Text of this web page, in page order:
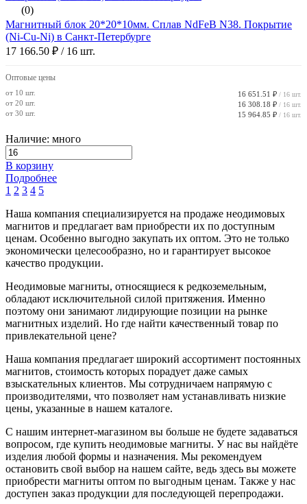
(0)
Магнитный блок 20*20*10мм. Сплав NdFeB N38. Покрытие
(Ni-Cu-Ni) в Санкт-Петербурге
17 166.50 ₽ / 16 шт.
Оптовые цены
от 10 шт. 16 651.51 ₽ / 16 шт.
от 20 шт. 16 308.18 ₽ / 16 шт.
от 30 шт. 15 964.85 ₽ / 16 шт.
Наличие: много
В корзину
Подробнее
1 2 3 4 5
Наша компания специализируется на продаже неодимовых
магнитов и предлагает вам приобрести их по доступным
ценам. Особенно выгодно закупать их оптом. Это не только
экономически целесообразно, но и гарантирует высокое
качество продукции.
Неодимовые магниты, относящиеся к редкоземельным,
обладают исключительной силой притяжения. Именно
поэтому они занимают лидирующие позиции на рынке
магнитных изделий. Но где найти качественный товар по
привлекательной цене?
Наша компания предлагает широкий ассортимент постоянных
магнитов, стоимость которых порадует даже самых
взыскательных клиентов. Мы сотрудничаем напрямую с
производителями, что позволяет нам устанавливать низкие
цены, указанные в нашем каталоге.
С нашим интернет-магазином вы больше не будете задаваться
вопросом, где купить неодимовые магниты. У нас вы найдёте
изделия любой формы и назначения. Мы рекомендуем
остановить свой выбор на нашем сайте, ведь здесь вы можете
приобрести магниты оптом по выгодным ценам. Также у нас
доступен заказ продукции для последующей перепродажи.